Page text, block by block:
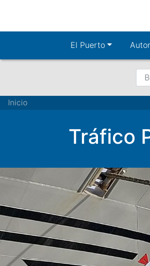
contenido
El Puerto
Ruta
navegación
Inicio
Tráfico